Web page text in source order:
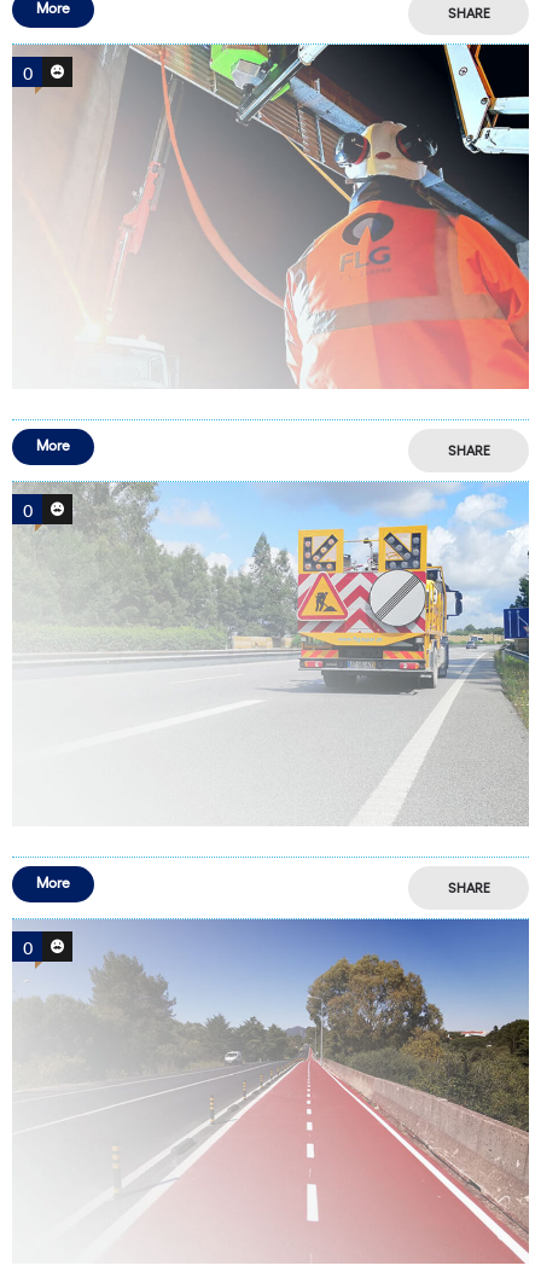
More SHARE
0 0
More SHARE
0 0
More SHARE
0 0